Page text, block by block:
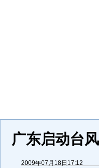
广东启动台
2009年07月18日17:12